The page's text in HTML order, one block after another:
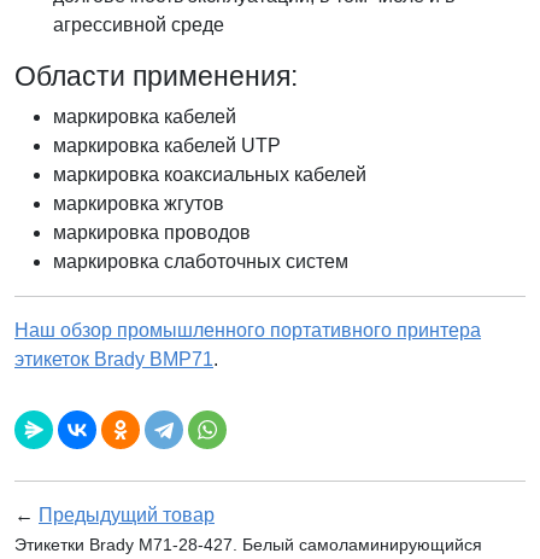
агрессивной среде
Области применения:
маркировка кабелей
маркировка кабелей UTP
маркировка коаксиальных кабелей
маркировка жгутов
маркировка проводов
маркировка слаботочных систем
Наш обзор промышленного портативного принтера
этикеток Brady BMP71.
← Предыдущий товар
Этикетки Brady M71-28-427. Белый самоламинирующийся